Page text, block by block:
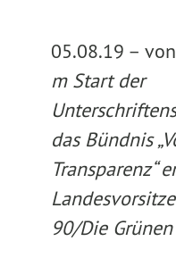
05.08.19 –
m Start der
das Bündnis
Transparenz“
90/Die